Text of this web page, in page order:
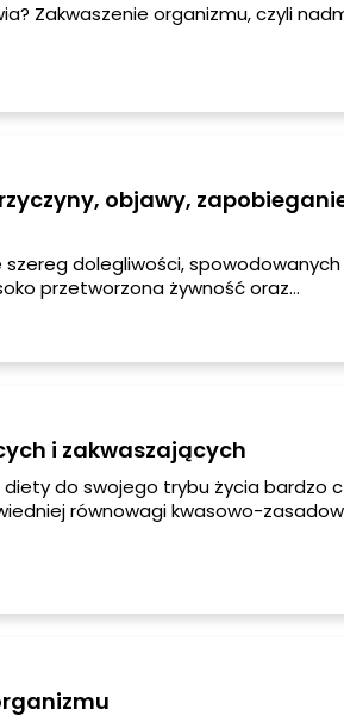
Zakwaszenie organizmu, czyli
objawy,
szereg dolegliwości,
przetworzona żywność oraz
organizm?
i zakwaszających
do swojego trybu życia bardzo
równowagi kwasowo-